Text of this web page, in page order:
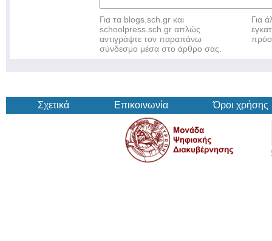
Για τα blogs.sch.gr και
schoolpress.sch.gr απλώς
αντιγράψτε τον παραπάνω
σύνδεσμο μέσα στο άρθρο σας.
Για
Σχετικά Επικοινωνία Όροι χρήσης